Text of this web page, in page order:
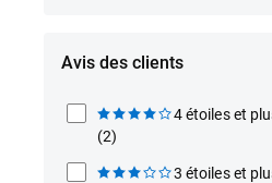
Avis des clients
4 étoiles et
(2)
3 étoiles et